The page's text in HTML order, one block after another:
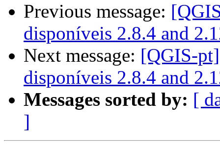
Previous message:
disponíveis 2.8.4 and
Next message: [QGIS-
disponíveis 2.8.4 and
Messages sorted by: [
]